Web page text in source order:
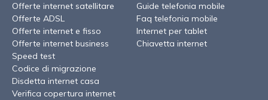
Offerte internet satellitare
Offerte ADSL
Offerte internet e fisso
Offerte internet business
Speed test
Codice di migrazione
Disdetta internet casa
Verifica copertura internet
Guide telefonia mobile
Faq telefonia mobile
Internet per tablet
Chiavetta internet